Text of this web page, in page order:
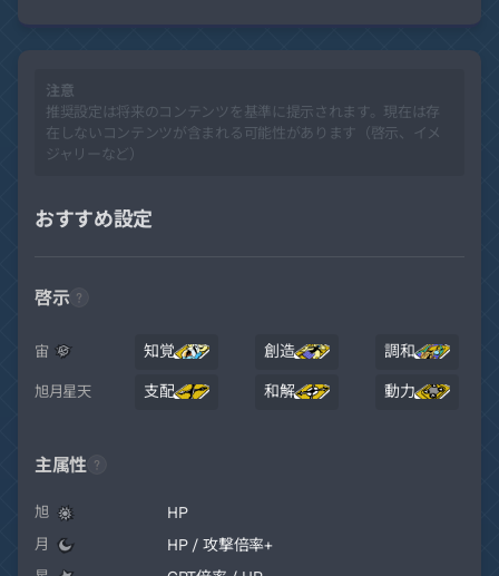
注意
推奨設定は将来のコンテンツを基準に提示されます。現在は存
在しないコンテンツが含まれる可能性があります（啓示、イメ
ジャリーなど）
おすすめ設定
啓示
宙 知覚 創造 調和
旭月星天 支配 和解 動力
主属性
旭 HP
月 HP / 攻撃倍率+